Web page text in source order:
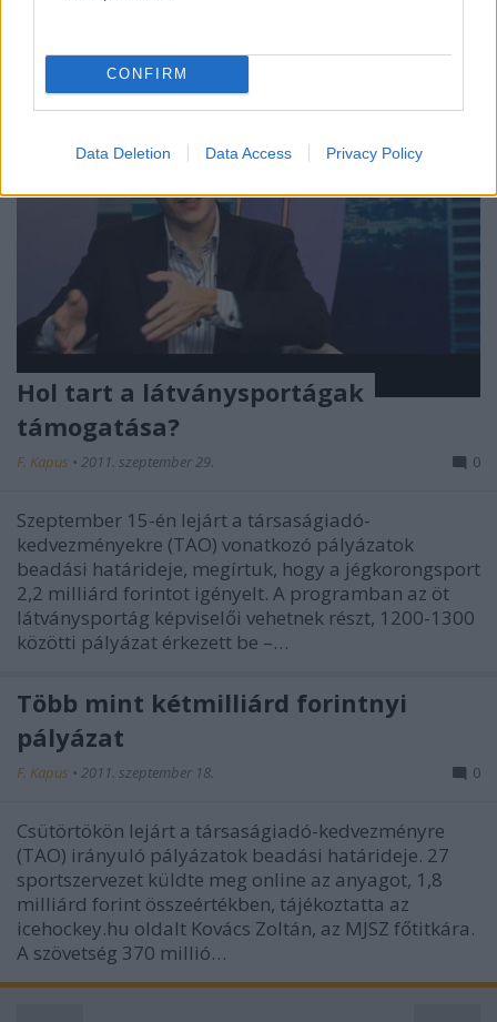
CONFIRM
Data Deletion Data Access Privacy Policy
Hol tart a látványsportágak
támogatása?
F. Kapus • 2011. szeptember 29. 0
Szeptember 15-én lejárt a társaságiadó-
kedvezményekre (TAO) vonatkozó pályázatok
beadási határideje, megírtuk, hogy a jégkorongsport
2,2 milliárd forintot igényelt. A programban az öt
látványsportág képviselői vehetnek részt, 1200-1300
közötti pályázat érkezett be –…
Több mint kétmilliárd forintnyi
pályázat
F. Kapus • 2011. szeptember 18. 0
Csütörtökön lejárt a társaságiadó-kedvezményre
(TAO) irányuló pályázatok beadási határideje. 27
sportszervezet küldte meg online az anyagot, 1,8
milliárd forint összeértékben, tájékoztatta az
icehockey.hu oldalt Kovács Zoltán, az MJSZ főtitkára.
A szövetség 370 millió…